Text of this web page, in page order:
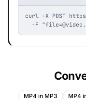
curl -X POST
  -F "
MP4 in MP3 MP4